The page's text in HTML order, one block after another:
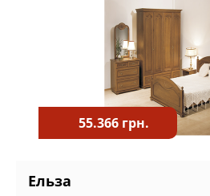
55.366 грн.
Ельза